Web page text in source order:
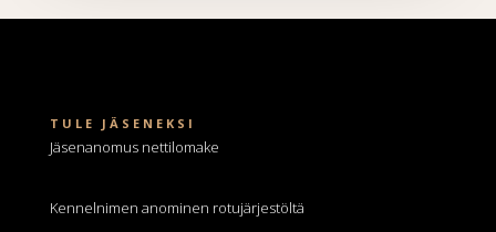
TULE JÄSENEKSI
Jäsenanomus nettilomake
Kennelnimen anominen rotujärjestöltä